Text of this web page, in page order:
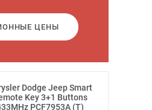
ЦЕНЫ
Dodge Jeep Smart
Key 3+1 Buttons
PCF7953A (T)